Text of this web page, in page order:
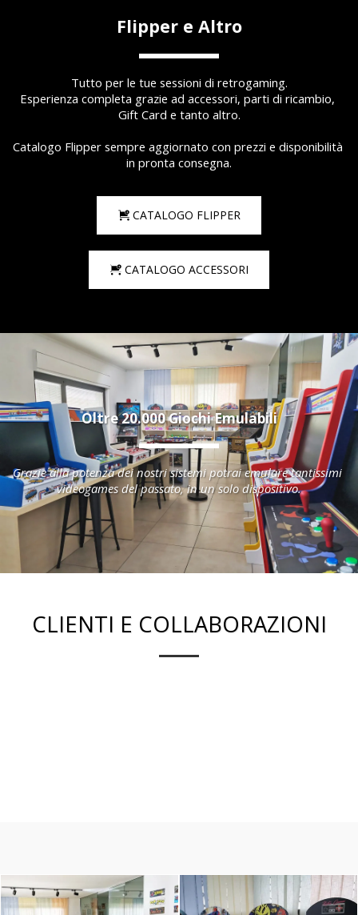
Flipper e Altro
Tutto per le tue sessioni di retrogaming.
Esperienza completa grazie ad accessori, parti di ricambio,
Gift Card e tanto altro.
Catalogo Flipper sempre aggiornato con prezzi e disponibilità
in pronta consegna.
CATALOGO FLIPPER
CATALOGO ACCESSORI
Oltre 20.000 Giochi Emulabili
Grazie alla potenza dei nostri sistemi potrai emulare tantissimi
videogames del passato, in un solo dispositivo.
CLIENTI E COLLABORAZIONI